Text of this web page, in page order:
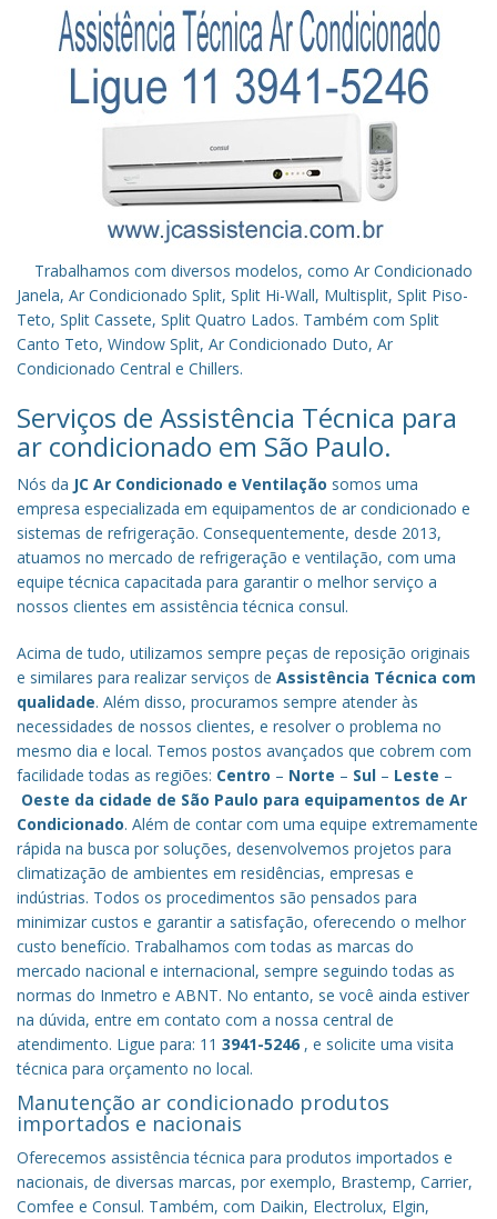
Trabalhamos com diversos modelos, como Ar Condicionado
Janela, Ar Condicionado Split, Split Hi-Wall, Multisplit, Split Piso-
Teto, Split Cassete, Split Quatro Lados. Também com Split
Canto Teto, Window Split, Ar Condicionado Duto, Ar
Condicionado Central e Chillers.
Serviços de Assistência Técnica para
ar condicionado em São Paulo.
Nós da JC Ar Condicionado e Ventilação somos uma
empresa especializada em equipamentos de ar condicionado e
sistemas de refrigeração. Consequentemente, desde 2013,
atuamos no mercado de refrigeração e ventilação, com uma
equipe técnica capacitada para garantir o melhor serviço a
nossos clientes em assistência técnica consul.
Acima de tudo, utilizamos sempre peças de reposição originais
e similares para realizar serviços de Assistência Técnica com
qualidade. Além disso, procuramos sempre atender às
necessidades de nossos clientes, e resolver o problema no
mesmo dia e local. Temos postos avançados que cobrem com
facilidade todas as regiões: Centro – Norte – Sul – Leste –
Oeste da cidade de São Paulo para equipamentos de Ar
Condicionado. Além de contar com uma equipe extremamente
rápida na busca por soluções, desenvolvemos projetos para
climatização de ambientes em residências, empresas e
indústrias. Todos os procedimentos são pensados para
minimizar custos e garantir a satisfação, oferecendo o melhor
custo benefício. Trabalhamos com todas as marcas do
mercado nacional e internacional, sempre seguindo todas as
normas do Inmetro e ABNT. No entanto, se você ainda estiver
na dúvida, entre em contato com a nossa central de
atendimento. Ligue para: 11 3941-5246 , e solicite uma visita
técnica para orçamento no local.
Manutenção ar condicionado produtos
importados e nacionais
Oferecemos assistência técnica para produtos importados e
nacionais, de diversas marcas, por exemplo, Brastemp, Carrier,
Comfee e Consul. Também, com Daikin, Electrolux, Elgin,